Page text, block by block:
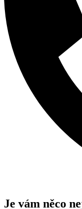
Je vám něco